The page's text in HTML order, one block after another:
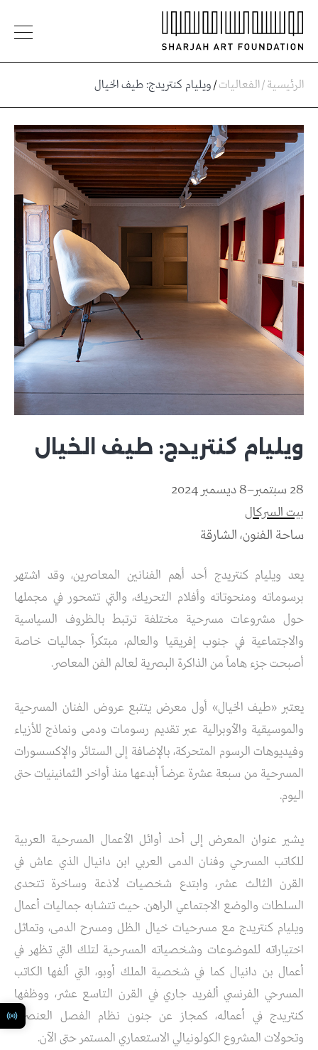
الرئيسية/الفعاليات/ويليام كنتريدج: طيف الخيال
ويليام كنتريدج: طيف الخيال
يعد ويليام كنتريدج أحد أهم الفنانين المعاصرين، وقد اشتهر
برسوماته ومنحوتاته وأفلام التحريك، والتي تتمحور في مجملها
حول مشروعات مسرحية مختلفة ترتبط بالظروف السياسية
والاجتماعية في جنوب إفريقيا والعالم، مبتكراً جماليات خاصة
أصبحت جزء هاماً من الذاكرة البصرية لعالم الفن المعاصر.
يعتبر «طيف الخيال» أول معرض يتتبع عروض الفنان المسرحية
والموسيقية والأوبرالية عبر تقديم رسومات ودمى ونماذج للأزياء
وفيديوهات الرسوم المتحركة، بالإضافة إلى الستائر والإكسسورات
المسرحية من سبعة عشرة عرضاً أبدعها منذ أواخر الثمانينيات حتى
اليوم.
يشير عنوان المعرض إلى أحد أوائل الأعمال المسرحية العربية
للكاتب المسرحي وفنان الدمى العربي ابن دانيال الذي عاش في
القرن الثالث عشر، وابتدع شخصيات لاذعة وساخرة تتحدى
السلطات والوضع الاجتماعي الراهن. حيث تتشابه جماليات أعمال
ويليام كنتريدج مع مسرحيات خيال الظل ومسرح الدمى، وتماثل
اختياراته للموضوعات وشخصياته المسرحية لتلك التي تظهر في
أعمال بن دانيال كما في شخصية الملك أوبو، التي ألفها الكاتب
المسرحي الفرنسي ألفريد جاري في القرن التاسع عشر، ووظفها
كنتريدج في أعماله، كمجاز عن جنون نظام الفصل العنصري
وتحولات المشروع الكولونيالي الاستعماري المستمر حتى الآن.
28 سبتمبر–8 ديسمبر 2024
بيت السركال
ساحة الفنون، الشارقة